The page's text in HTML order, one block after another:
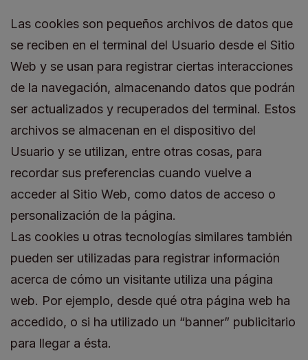
Las cookies son pequeños archivos de datos que
se reciben en el terminal del Usuario desde el Sitio
Web y se usan para registrar ciertas interacciones
de la navegación, almacenando datos que podrán
ser actualizados y recuperados del terminal. Estos
archivos se almacenan en el dispositivo del
Usuario y se utilizan, entre otras cosas, para
recordar sus preferencias cuando vuelve a
acceder al Sitio Web, como datos de acceso o
personalización de la página.
Las cookies u otras tecnologías similares también
pueden ser utilizadas para registrar información
acerca de cómo un visitante utiliza una página
web. Por ejemplo, desde qué otra página web ha
accedido, o si ha utilizado un “banner” publicitario
para llegar a ésta.